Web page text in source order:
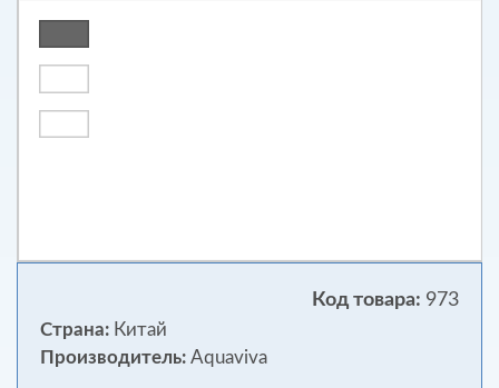
Код товара: 973
Страна: Китай
Производитель:Aquaviva